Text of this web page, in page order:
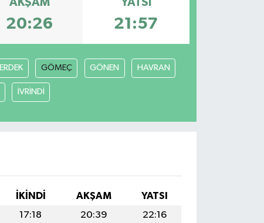
AKŞAM
20:26
YATSI
21:57
ERDEK GÖMEÇ GÖNEN HAVRAN
İVRİNDİ
İKINDI AKŞAM
YATSI
17:18 20:39
22:16